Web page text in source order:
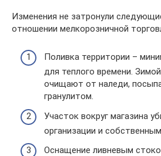
Изменения не затронули
отношении мелкорозничной
Поливка территории –
для теплого времени.
очищают от наледи,
гранулитом.
Участок вокруг магазина
организации и
Оснащение ливневым